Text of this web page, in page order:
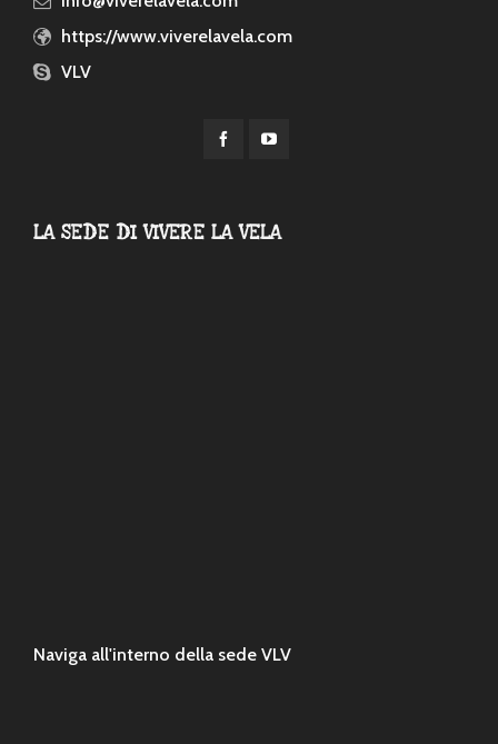
https://www.viverelavela.com
VLV
LA SEDE DI VIVERE LA VELA
Naviga all'interno della sede VLV